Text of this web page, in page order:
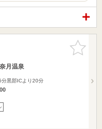
お気に入
りに追加
月温泉
分黒部ICより20分